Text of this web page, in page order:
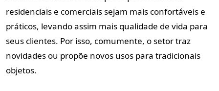
residenciais e comerciais sejam mais confortáveis e
práticos, levando assim mais qualidade de vida para
seus clientes. Por isso, comumente, o setor traz
novidades ou propõe novos usos para tradicionais
objetos.